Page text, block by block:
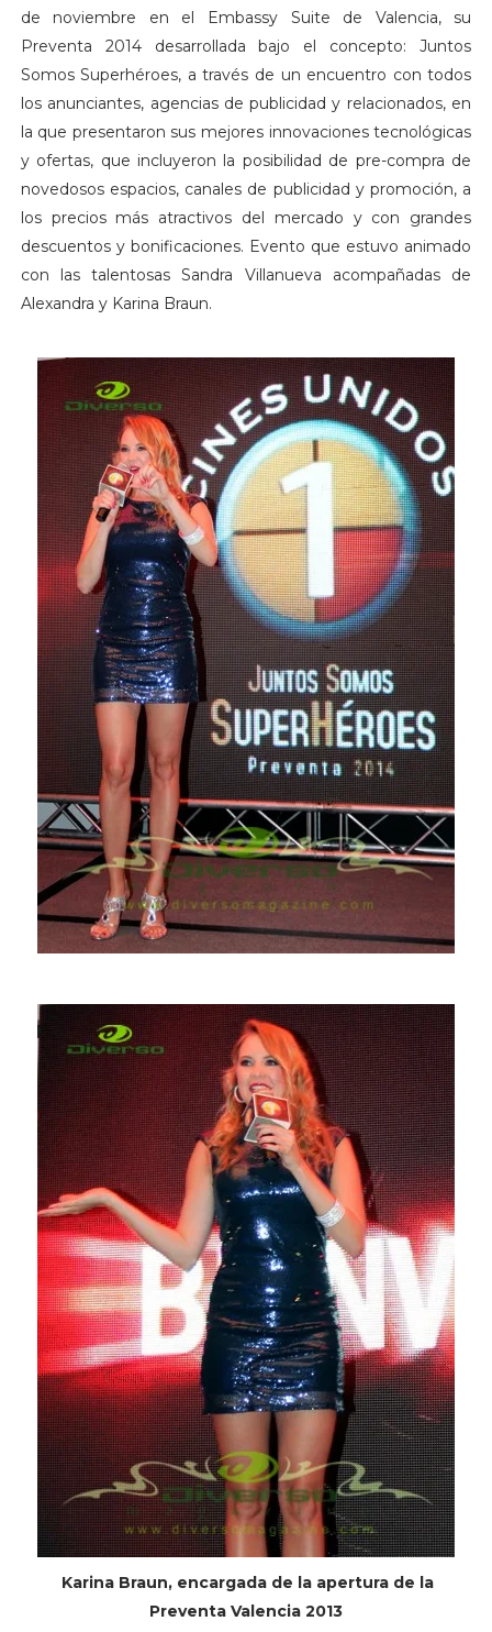
de noviembre en el Embassy Suite de Valencia, su
Preventa 2014 desarrollada bajo el concepto: Juntos
Somos Superhéroes, a través de un encuentro con todos
los anunciantes, agencias de publicidad y relacionados, en
la que presentaron sus mejores innovaciones tecnológicas
y ofertas, que incluyeron la posibilidad de pre-compra de
novedosos espacios, canales de publicidad y promoción, a
los precios más atractivos del mercado y con grandes
descuentos y bonificaciones. Evento que estuvo animado
con las talentosas Sandra Villanueva acompañadas de
Alexandra y Karina Braun.
Karina Braun, encargada de la apertura de la
Preventa Valencia 2013